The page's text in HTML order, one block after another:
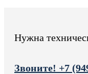
Нужна
Звоните! +7